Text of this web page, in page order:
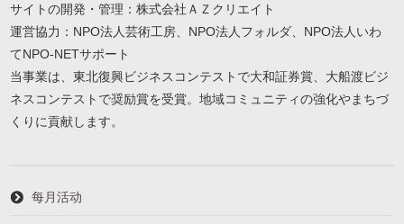
サイトの開発・管理：株式会社ＡＺクリエイト
運営協力：NPO法人芸術工房、NPO法人フォルダ、NPO法人いわ
てNPO-NETサポート
当事業は、東北復興ビジネスコンテストで大和証券賞、大船渡ビジ
ネスコンテストで奨励賞を受賞。地域コミュニティの強化やまちづ
くりに貢献します。
每月活动